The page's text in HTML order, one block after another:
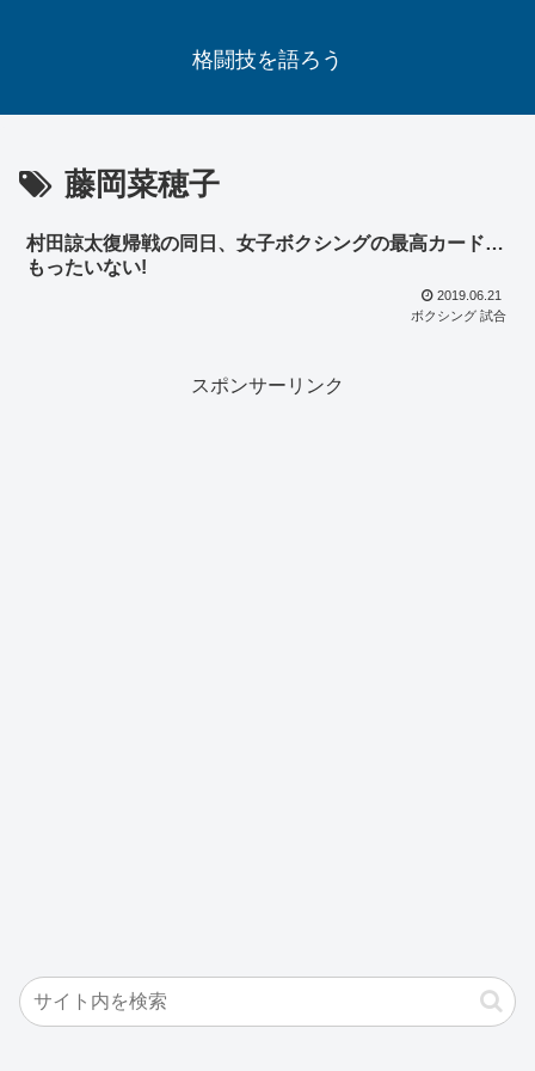
格闘技を語ろう
藤岡菜穂子
村田諒太復帰戦の同日、女子ボクシングの最高カード…
もったいない!
2019.06.21
ボクシング 試合
スポンサーリンク